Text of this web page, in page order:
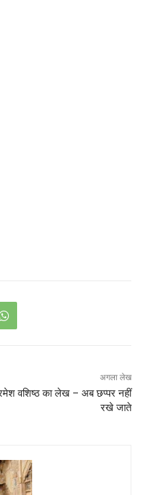
अगला लेख
वशिष्ठ का लेख – अब छप्पर नहीं
रखे जाते